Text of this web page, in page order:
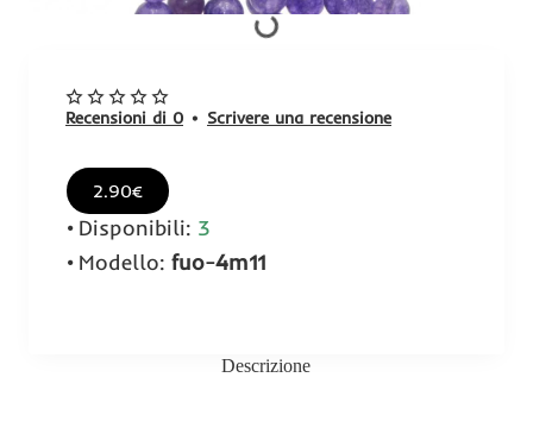
Recensioni di 0 • Scrivere una recensione
2.90€
Disponibili: 3
Modello: fuo-4m11
Descrizione